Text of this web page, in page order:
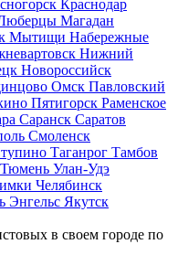
Краснодар
Магадан
Мытищи Набережные
Нижний
Новороссийск
Омск Павловский
Пятигорск Раменское
Саранск Саратов
Смоленск
Таганрог Тамбов
Тюмень Улан-Удэ
Челябинск
Энгельс Якутск
в своем городе по